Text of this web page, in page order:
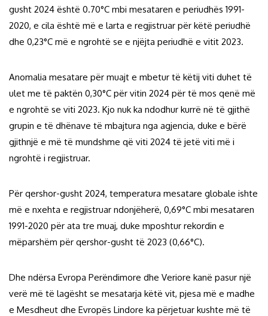
gusht 2024 është 0.70°C mbi mesataren e periudhës 1991-
2020, e cila është më e larta e regjistruar për këtë periudhë
dhe 0,23°C më e ngrohtë se e njëjta periudhë e vitit 2023.
Anomalia mesatare për muajt e mbetur të këtij viti duhet të
ulet me të paktën 0,30°C për vitin 2024 për të mos qenë më
e ngrohtë se viti 2023. Kjo nuk ka ndodhur kurrë në të gjithë
grupin e të dhënave të mbajtura nga agjencia, duke e bërë
gjithnjë e më të mundshme që viti 2024 të jetë viti më i
ngrohtë i regjistruar.
Për qershor-gusht 2024, temperatura mesatare globale ishte
më e nxehta e regjistruar ndonjëherë, 0,69°C mbi mesataren
1991-2020 për ata tre muaj, duke mposhtur rekordin e
mëparshëm për qershor-gusht të 2023 (0,66°C).
Dhe ndërsa Evropa Perëndimore dhe Veriore kanë pasur një
verë më të lagësht se mesatarja këtë vit, pjesa më e madhe
e Mesdheut dhe Evropës Lindore ka përjetuar kushte më të